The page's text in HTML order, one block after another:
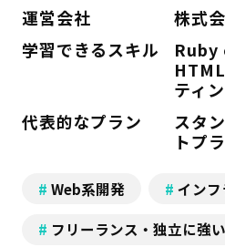
運営会社
株式
学習できるスキル
Ruby
ティ
代表的なプラン
スタ
トプ
Web系開発 インフ
フリーランス・独立に強い